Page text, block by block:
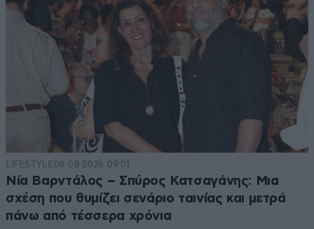
LIFESTYLE08·08·2026 09:01
Νία Βαρντάλος – Σπύρος Κατσαγάνης: Μια
σχέση που θυμίζει σενάριο ταινίας και μετρά
πάνω από τέσσερα χρόνια